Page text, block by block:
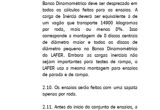
Banco Dinamométrico deve ser desprezado em
todos os cálculos feitos para os ensaios. A
carga de Inércia deverá ser equivalente à de
um vagão que transporte 14900 kilogramas
por roda, mais ou menos 8%. Isso
corresponde a montagem de 8 discos centrais
de diâmetro maior e todos os discos de
diâmetro pequeno no Banco Dinamométrico
do LAFER. Embora as cargas inerciais não
sejam importantes para testes de rampa, o
LAFER usa a mesma montagem para ensaios
de parada e de rampa.
2.10. Os ensaios serão feitos com uma sapata
apenas por roda.
2.11. Antes do início do conjunto de ensaios, a